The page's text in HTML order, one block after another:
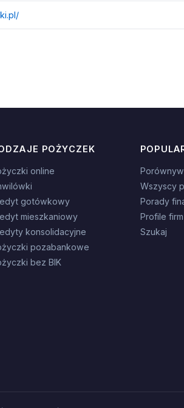
POŻYCZEK
online
gotówkowy
mieszkaniowy
konsolidacyjne
pozabankowe
bez BIK
Wszyscy
Porady
Profile firm
Szukaj